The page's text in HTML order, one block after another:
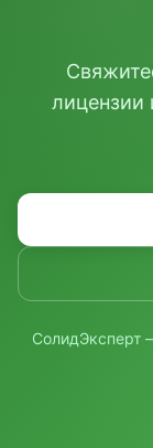
лицензии
СолидЭксперт